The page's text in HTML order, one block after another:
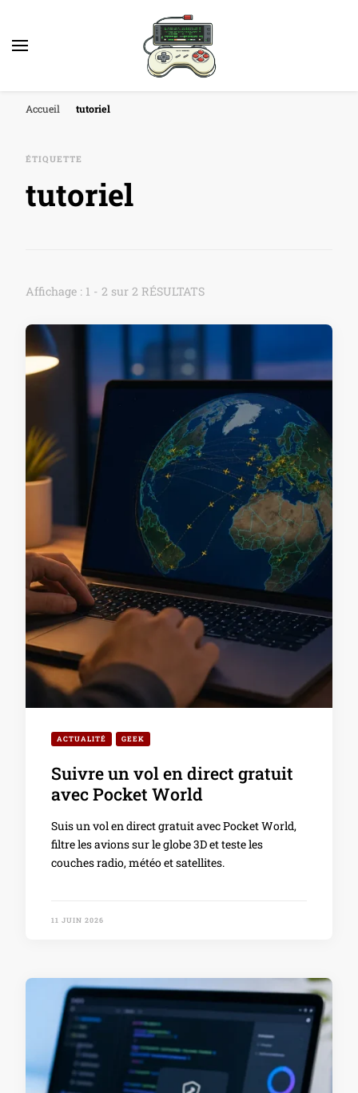
Accueil tutoriel
ÉTIQUETTE
tutoriel
Affichage : 1 - 2 sur 2 RÉSULTATS
ACTUALITÉ GEEK
Suivre un vol en direct gratuit
avec Pocket World
Suis un vol en direct gratuit avec Pocket World,
filtre les avions sur le globe 3D et teste les
couches radio, météo et satellites.
11 JUIN 2026